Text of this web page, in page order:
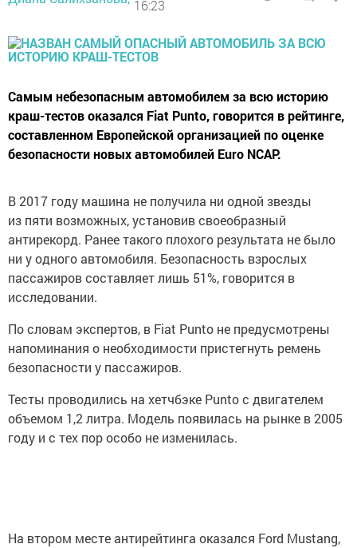
16:23
Самым небезопасным автомобилем за всю историю
краш-тестов оказался Fiat Punto, говорится в рейтинге,
составленном Европейской организацией по оценке
безопасности новых автомобилей Euro NCAP.
В 2017 году машина не получила ни одной звезды
из пяти возможных, установив своеобразный
антирекорд. Ранее такого плохого результата не было
ни у одного автомобиля. Безопасность взрослых
пассажиров составляет лишь 51%, говорится в
исследовании.
По словам экспертов, в Fiat Punto не предусмотрены
напоминания о необходимости пристегнуть ремень
безопасности у пассажиров.
Тесты проводились на хетчбэке Punto с двигателем
объемом 1,2 литра. Модель появилась на рынке в 2005
году и с тех пор особо не изменилась.
На втором месте антирейтинга оказался Ford Mustang,